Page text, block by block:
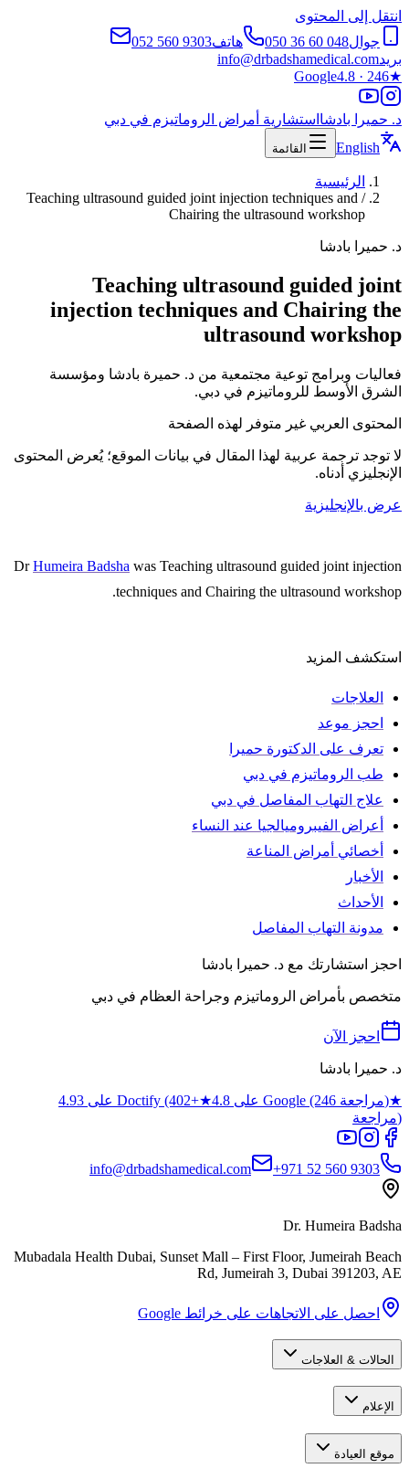
انتقل إلى المحتوى
جوال050 36 60 048 هاتف052 560 9303
بريدinfo@drbadshamedical.com
★
4.8 · 246
Google
د. حميرا بادشا استشارية أمراض الروماتيزم في دبي
English
القائمة
الرئيسية
/
Teaching ultrasound guided joint injection techniques and
Chairing the ultrasound workshop
د. حميرا بادشا
Teaching ultrasound guided joint
injection techniques and Chairing the
ultrasound workshop
فعاليات وبرامج توعية مجتمعية من د. حميرة بادشا ومؤسسة
الشرق الأوسط للروماتيزم في دبي.
المحتوى العربي غير متوفر لهذه الصفحة
لا توجد ترجمة عربية لهذا المقال في بيانات الموقع؛ يُعرض المحتوى
الإنجليزي أدناه.
عرض بالإنجليزية
DrHumeira Badsha was Teaching ultrasound guided joint injection
techniques and Chairing the ultrasound workshop.
استكشف المزيد
العلاجات
احجز موعد
تعرف على الدكتورة حميرا
طب الروماتيزم في دبي
علاج التهاب المفاصل في دبي
أعراض الفيبروميالجيا عند النساء
أخصائي أمراض المناعة
الأخبار
الأحداث
مدونة التهاب المفاصل
احجز استشارتك مع د. حميرا بادشا
متخصص بأمراض الروماتيزم وجراحة العظام في دبي
احجز الآن
د. حميرا بادشا
★4.8 على Google (246 مراجعة) ★
4.93 على Doctify (402+
مراجعة)
+971 52 560 9303
info@drbadshamedical.com
Dr. Humeira Badsha
Mubadala Health Dubai, Sunset Mall – First Floor, Jumeirah Beach
Rd, Jumeirah 3, Dubai 391203, AE
احصل على الاتجاهات على خرائط Google
الحالات & العلاجات
الإعلام
موقع العيادة